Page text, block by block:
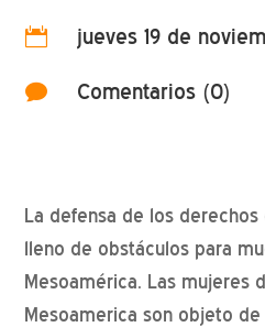
 jueves 19 de
 Comentarios (0)
La defensa de los
lleno de obstáculos para
Mesoamérica. Las mujeres
Mesoamerica son objeto